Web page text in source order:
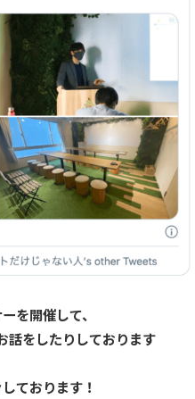
を開催して、
話をしたりしております
ております！